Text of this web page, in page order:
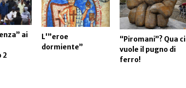
ai
2
L'”eroe
dormiente”
“Piromani”? Qua ci
vuole il pugno di
ferro!